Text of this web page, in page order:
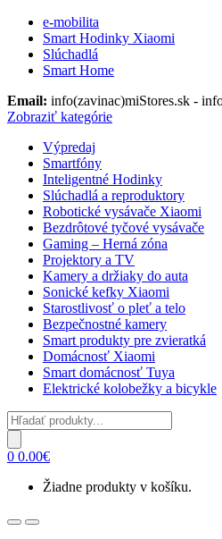
e-mobilita
Smart Hodinky Xiaomi
Slúchadlá
Smart Home
Email: info(zavinac)miStores.sk -
Zobraziť kategórie
Výpredaj
Smartfóny
Inteligentné Hodinky
Slúchadlá a reproduktory
Robotické vysávače Xiaomi
Bezdrôtové tyčové vysávače
Gaming – Herná zóna
Projektory a TV
Kamery a držiaky do auta
Sonické kefky Xiaomi
Starostlivosť o pleť a telo
Bezpečnostné kamery
Smart produkty pre zvieratká
Domácnosť Xiaomi
Smart domácnosť Tuya
Elektrické kolobežky a bicykle
Products
search
0 0.00€
Žiadne produkty v košíku.
OpenClose